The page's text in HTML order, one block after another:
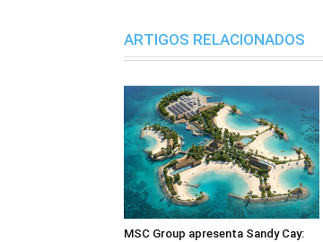
ARTIGOS RELACIONADOS
MSC Group apresenta Sandy Cay: